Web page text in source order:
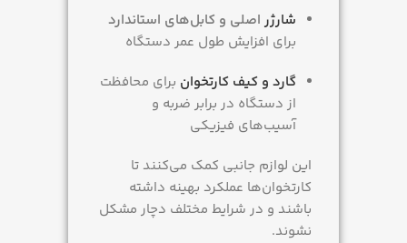
شارژر اصلی و کابل‌های استاندارد
برای افزایش طول عمر دستگاه
گارد و کیف کارتخوان برای محافظت
از دستگاه در برابر ضربه و
آسیب‌های فیزیکی
این لوازم جانبی کمک می‌کنند تا
کارتخوان‌ها عملکرد بهینه داشته
باشند و در شرایط مختلف دچار مشکل
نشوند.